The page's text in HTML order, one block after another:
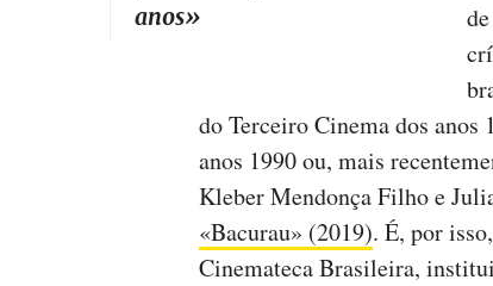
anos»
do Terceiro Cinema dos anos
anos 1990 ou, mais
Kleber Mendonça Filho e
«Bacurau» (2019). É, por
Cinemateca Brasileira,